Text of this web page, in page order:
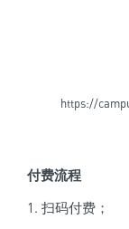
https://
付费流程
1. 扫码付费；